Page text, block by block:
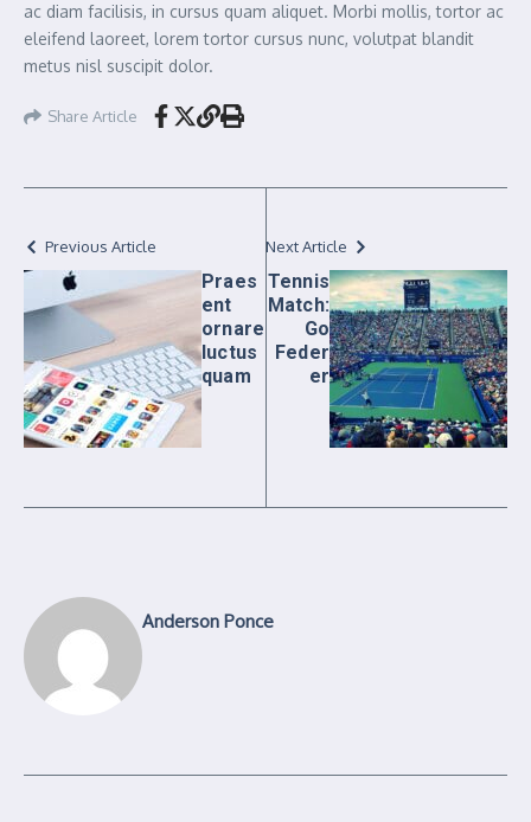
ac diam facilisis, in cursus quam aliquet. Morbi mollis, tortor ac
eleifend laoreet, lorem tortor cursus nunc, volutpat blandit
metus nisl suscipit dolor.
Share Article
Previous Article
Praes
ent
ornare
luctus
quam
Next Article
Tennis
Match:
Go
Feder
er
Anderson Ponce